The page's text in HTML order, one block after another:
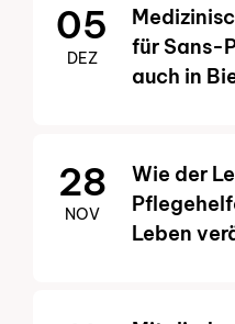
05
DEZ
für Sans-
auch in
28
NOV
Wie der
Leben